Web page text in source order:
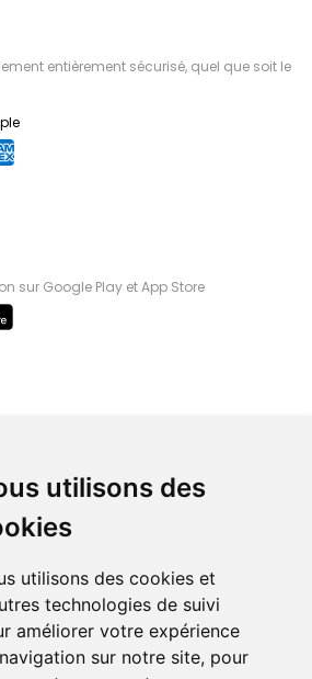
utilisons des
utilisons des cookies et
technologies de suivi
améliorer votre expérience
sur notre site, pour
entièrement sécurisé, quel que soit le
sur Google Play et App Store
chercher votre commande à Amiens
(Fachon) ou recevez-là rapidement
d’Amiens
réseaux sociaux